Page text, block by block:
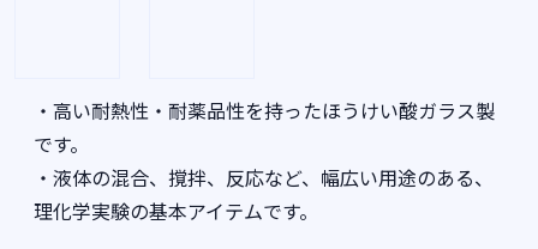
・高い耐熱性・耐薬品性を持ったほうけい酸ガラス製
です。
・液体の混合、撹拌、反応など、幅広い用途のある、
理化学実験の基本アイテムです。